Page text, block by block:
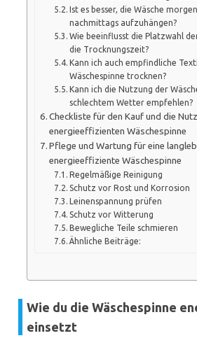
Ist es besser, die Wäsche
nachmittags aufzuhängen?
Wie beeinflusst die Platzwahl
die Trocknungszeit?
Kann ich auch empfindliche
Wäschespinne trocknen?
Kann ich die Nutzung der
schlechtem Wetter empfehlen?
Checkliste für den Kauf und die
energieeffizienten Wäschespinne
Pflege und Wartung für eine
energieeffiziente Wäschespinne
Regelmäßige Reinigung
Schutz vor Rost und Korrosion
Leinenspannung prüfen
Schutz vor Witterung
Bewegliche Teile schmieren
Ähnliche Beiträge:
Wie du die Wäschespinne
einsetzt